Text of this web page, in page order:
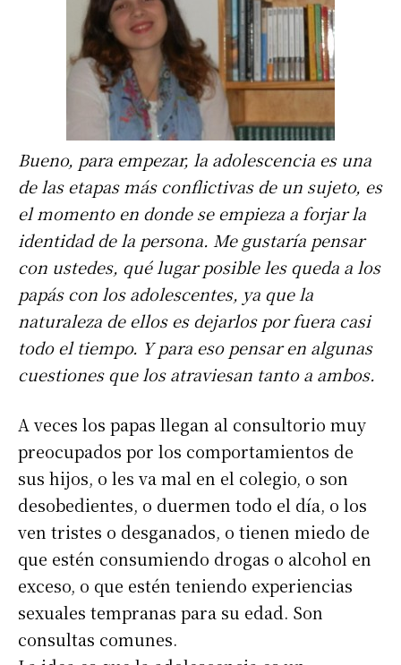
Bueno, para empezar, la adolescencia es una
de las etapas más conflictivas de un sujeto, es
el momento en donde se empieza a forjar la
identidad de la persona. Me gustaría pensar
con ustedes, qué lugar posible les queda a los
papás con los adolescentes, ya que la
naturaleza de ellos es dejarlos por fuera casi
todo el tiempo. Y para eso pensar en algunas
cuestiones que los atraviesan tanto a ambos.
A veces los papas llegan al consultorio muy
preocupados por los comportamientos de
sus hijos, o les va mal en el colegio, o son
desobedientes, o duermen todo el día, o los
ven tristes o desganados, o tienen miedo de
que estén consumiendo drogas o alcohol en
exceso, o que estén teniendo experiencias
sexuales tempranas para su edad. Son
consultas comunes.